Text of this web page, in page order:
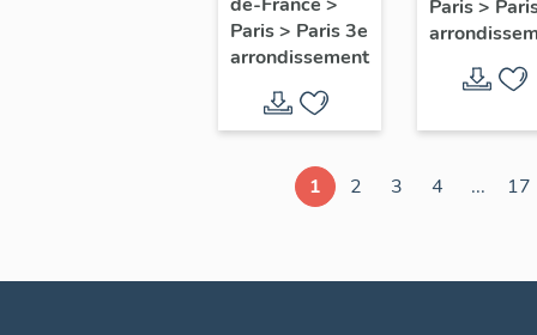
escalier de
la maison à
cochère
(non étudié)
Paris> Paris 3e
arrondissement
la
cochère
(non
Paris>
1 2 3 4 ... 17